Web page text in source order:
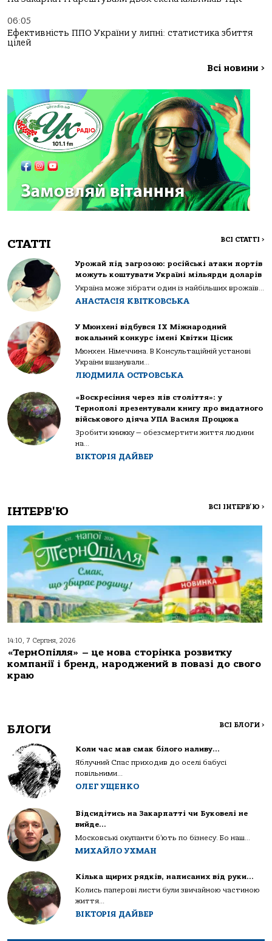
06:05
Ефективність ППО України у липні: статистика збиття
цілей
Всі новини >
СТАТТІ ВСІ СТАТТІ >
Урожай під загрозою: російські атаки портів
можуть коштувати Україні мільярди доларів
Україна може зібрати один із найбільших врожаїв...
АНАСТАСІЯ КВІТКОВСЬКА
У Мюнхені відбувся IX Міжнародний
вокальний конкурс імені Квітки Цісик
Мюнхен. Німеччина. В Консультаційній установі
України вшанували...
ЛЮДМИЛА ОСТРОВСЬКА
«Воскресіння через пів століття»: у
Тернополі презентували книгу про видатного
військового діяча УПА Василя Процюка
Зробити книжку — обезсмертити життя людини
на...
ВІКТОРІЯ ДАЙВЕР
ІНТЕРВ'Ю ВСІ ІНТЕРВ'Ю >
14:10, 7 Серпня, 2026
«ТернОпілля» – це нова сторінка розвитку
компанії і бренд, народжений в повазі до свого
краю
БЛОГИ ВСІ БЛОГИ >
Коли час мав смак білого наливу…
Яблучний Спас приходив до оселі бабусі
повільними...
ОЛЕГ УЩЕНКО
Відсидітись на Закарпатті чи Буковелі не
вийде…
Московські окупанти б’ють по бізнесу. Бо наш...
МИХАЙЛО УХМАН
Кілька щирих рядків, написаних від руки…
Колись паперові листи були звичайною частиною
життя...
ВІКТОРІЯ ДАЙВЕР